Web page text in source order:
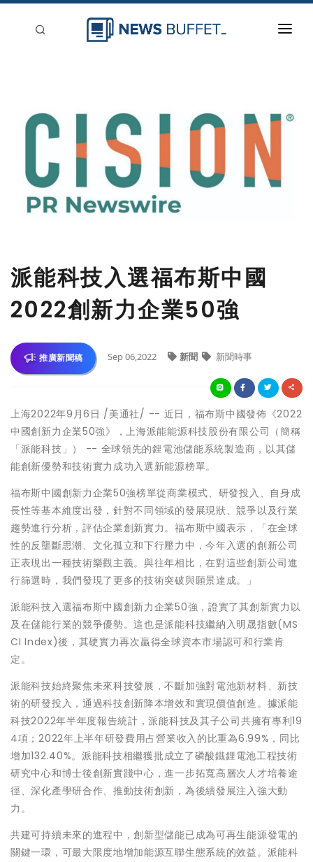
登入
派能科技入選福布斯中國
2022創新力企業50強
推廣新聞稿 Sep 06,2022 新聞 新聞時事
上海2022年9月6日 /美通社/ -- 近日，福布斯中國發佈《2022
中國創新力企業50強》，上海派能能源科技股份有限公司（簡稱
「派能科技」） -- 全球領先的鋰電池儲能系統製造商，以其儲
能創新優勢和技術實力成功入選新能源榜單。
福布斯中國創新力企業50強榜單從商業模式、研發投入、自身成
長性等基本維度出發，針對不同領域的發展現狀、競爭以及行業
趨勢進行分析，評估企業創新實力。福布斯中國表示，「在全球
性的反壟斷思潮、文化孤立和下行壓力中，今年入選的創新公司
正表現出一種技術樂觀主義。與往年相比，在對這些創新公司進
行篩選時，我們發現了更多的技術突破與願景達成。」
派能科技入選福布斯中國創新力企業50強，證實了其創新實力以
及在儲能行業的競爭優勢。這也是派能科技繼納入明晟指數(MS
CI Index)後，其硬實力再次贏得全球資本市場認可和行業肯
定。
派能科技始終聚焦未來科技發展，不斷加強對電池新材料、新技
術的研發投入，通過科技創新降本增效和實現價值創造。據派能
科技2022年半年度報告統計，派能科技及其子公司共擁有專利19
4項；2022年上半年研發費用占營業收入的比重為6.99%，同比
增加132.40%。派能科技相繼獲批成立了磷酸鐵鋰電池工程技術
研究中心和博士後創新實踐中心，進一步拓寬高層次人才培養途
徑、深化產學研合作、推動技術創新，為後續發展注入強大動
力。
共建可持續未來的進程中，創新型儲能已成為可再生能源發電的
關鍵一環，可最大限度地增加能源互聯生態系統的效益。派能科